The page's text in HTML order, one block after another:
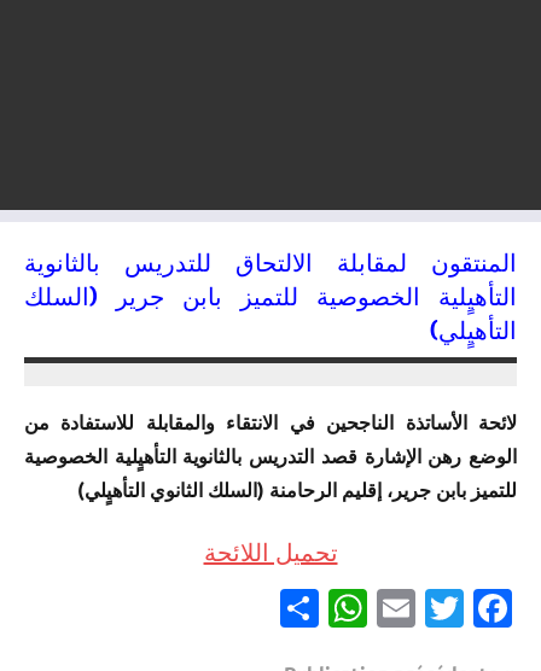
المنتقون لمقابلة الالتحاق للتدريس بالثانوية
التأهيٍلية الخصوصية للتميز بابن جرير (السلك
التأهيٍلي)
لائحة الأساتذة الناجحين في الانتقاء والمقابلة للاستفادة من
الوضع رهن الإشارة قصد التدريس بالثانوية التأهيٍلية الخصوصية
للتميز بابن جرير، إقليم الرحامنة (السلك الثانوي التأهيٍلي)
تحميل اللائحة
Facebook
Twitter
Email
WhatsApp